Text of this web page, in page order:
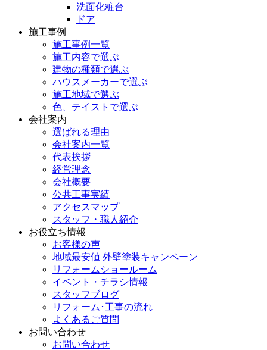
洗面化粧台
ドア
施工事例
施工事例一覧
施工内容で選ぶ
建物の種類で選ぶ
ハウスメーカーで選ぶ
施工地域で選ぶ
色、テイストで選ぶ
会社案内
選ばれる理由
会社案内一覧
代表挨拶
経営理念
会社概要
公共工事実績
アクセスマップ
スタッフ・職人紹介
お役立ち情報
お客様の声
地域最安値 外壁塗装キャンペーン
リフォームショールーム
イベント・チラシ情報
スタッフブログ
リフォーム･工事の流れ
よくあるご質問
お問い合わせ
お問い合わせ